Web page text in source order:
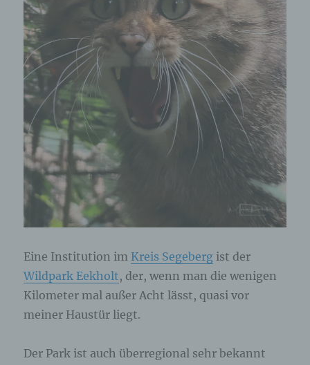
Eine Institution im Kreis Segeberg ist der
Wildpark Eekholt, der, wenn man die wenigen
Kilometer mal außer Acht lässt, quasi vor
meiner Haustür liegt.
Der Park ist auch überregional sehr bekannt